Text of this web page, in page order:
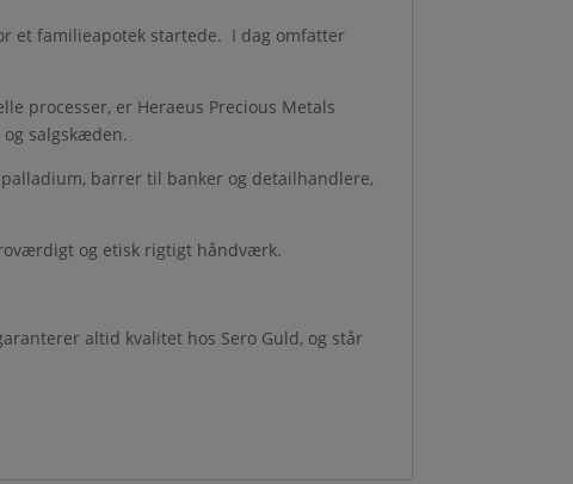
et familieapotek startede. I dag omfatter
processer, er Heraeus Precious Metals
salgskæden.
barrer til banker og detailhandlere,
og etisk rigtigt håndværk.
altid kvalitet hos Sero Guld, og står